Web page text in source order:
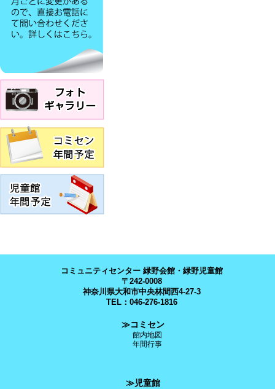
コミュニティセンター 緑野会館・緑野児童館
〒242-0008
神奈川県大和市中央林間西4-27-3
TEL：046-276-1816
≫コミセン
館内地図
年間行事
≫児童館